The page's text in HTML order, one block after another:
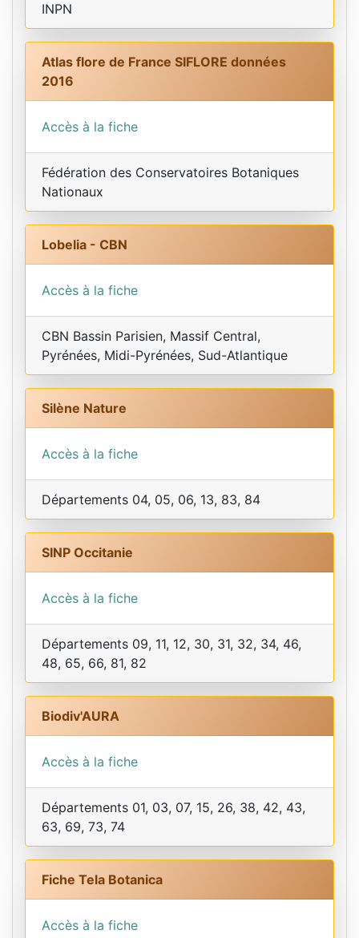
INPN
Atlas flore de France SIFLORE données
2016
Accès à la fiche
Fédération des Conservatoires Botaniques
Nationaux
Lobelia - CBN
Accès à la fiche
CBN Bassin Parisien, Massif Central,
Pyrénées, Midi-Pyrénées, Sud-Atlantique
Silène Nature
Accès à la fiche
Départements 04, 05, 06, 13, 83, 84
SINP Occitanie
Accès à la fiche
Départements 09, 11, 12, 30, 31, 32, 34, 46,
48, 65, 66, 81, 82
Biodiv'AURA
Accès à la fiche
Départements 01, 03, 07, 15, 26, 38, 42, 43,
63, 69, 73, 74
Fiche Tela Botanica
Accès à la fiche